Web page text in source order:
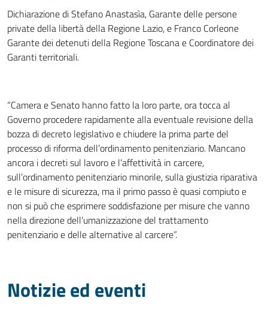
Dichiarazione di Stefano Anastasìa, Garante delle persone
private della libertà della Regione Lazio, e Franco Corleone
Garante dei detenuti della Regione Toscana e Coordinatore dei
Garanti territoriali.
“Camera e Senato hanno fatto la loro parte, ora tocca al
Governo procedere rapidamente alla eventuale revisione della
bozza di decreto legislativo e chiudere la prima parte del
processo di riforma dell’ordinamento penitenziario. Mancano
ancora i decreti sul lavoro e l’affettività in carcere,
sull’ordinamento penitenziario minorile, sulla giustizia riparativa
e le misure di sicurezza, ma il primo passo è quasi compiuto e
non si può che esprimere soddisfazione per misure che vanno
nella direzione dell’umanizzazione del trattamento
penitenziario e delle alternative al carcere”.
Notizie ed eventi